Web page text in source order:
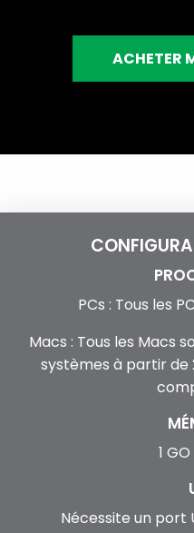
ACHETER
PCs : Tous les
Macs : Tous les Macs
systèmes à partir de
1
Nécessite un port